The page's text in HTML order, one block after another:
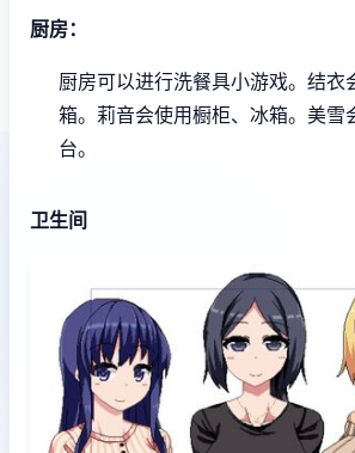
厨房：
厨房可以进行洗餐具小游戏。 结衣
箱。 莉音会使用橱柜、冰箱。 美雪
台。
卫生间